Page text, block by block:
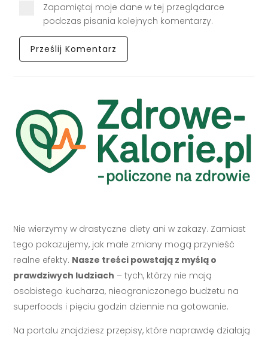
Zapamiętaj moje dane w tej przeglądarce
podczas pisania kolejnych komentarzy.
Nie wierzymy w drastyczne diety ani w zakazy. Zamiast
tego pokazujemy, jak małe zmiany mogą przynieść
realne efekty. Nasze treści powstają z myślą o
prawdziwych ludziach – tych, którzy nie mają
osobistego kucharza, nieograniczonego budżetu na
superfoods i pięciu godzin dziennie na gotowanie.
Na portalu znajdziesz przepisy, które naprawdę działają